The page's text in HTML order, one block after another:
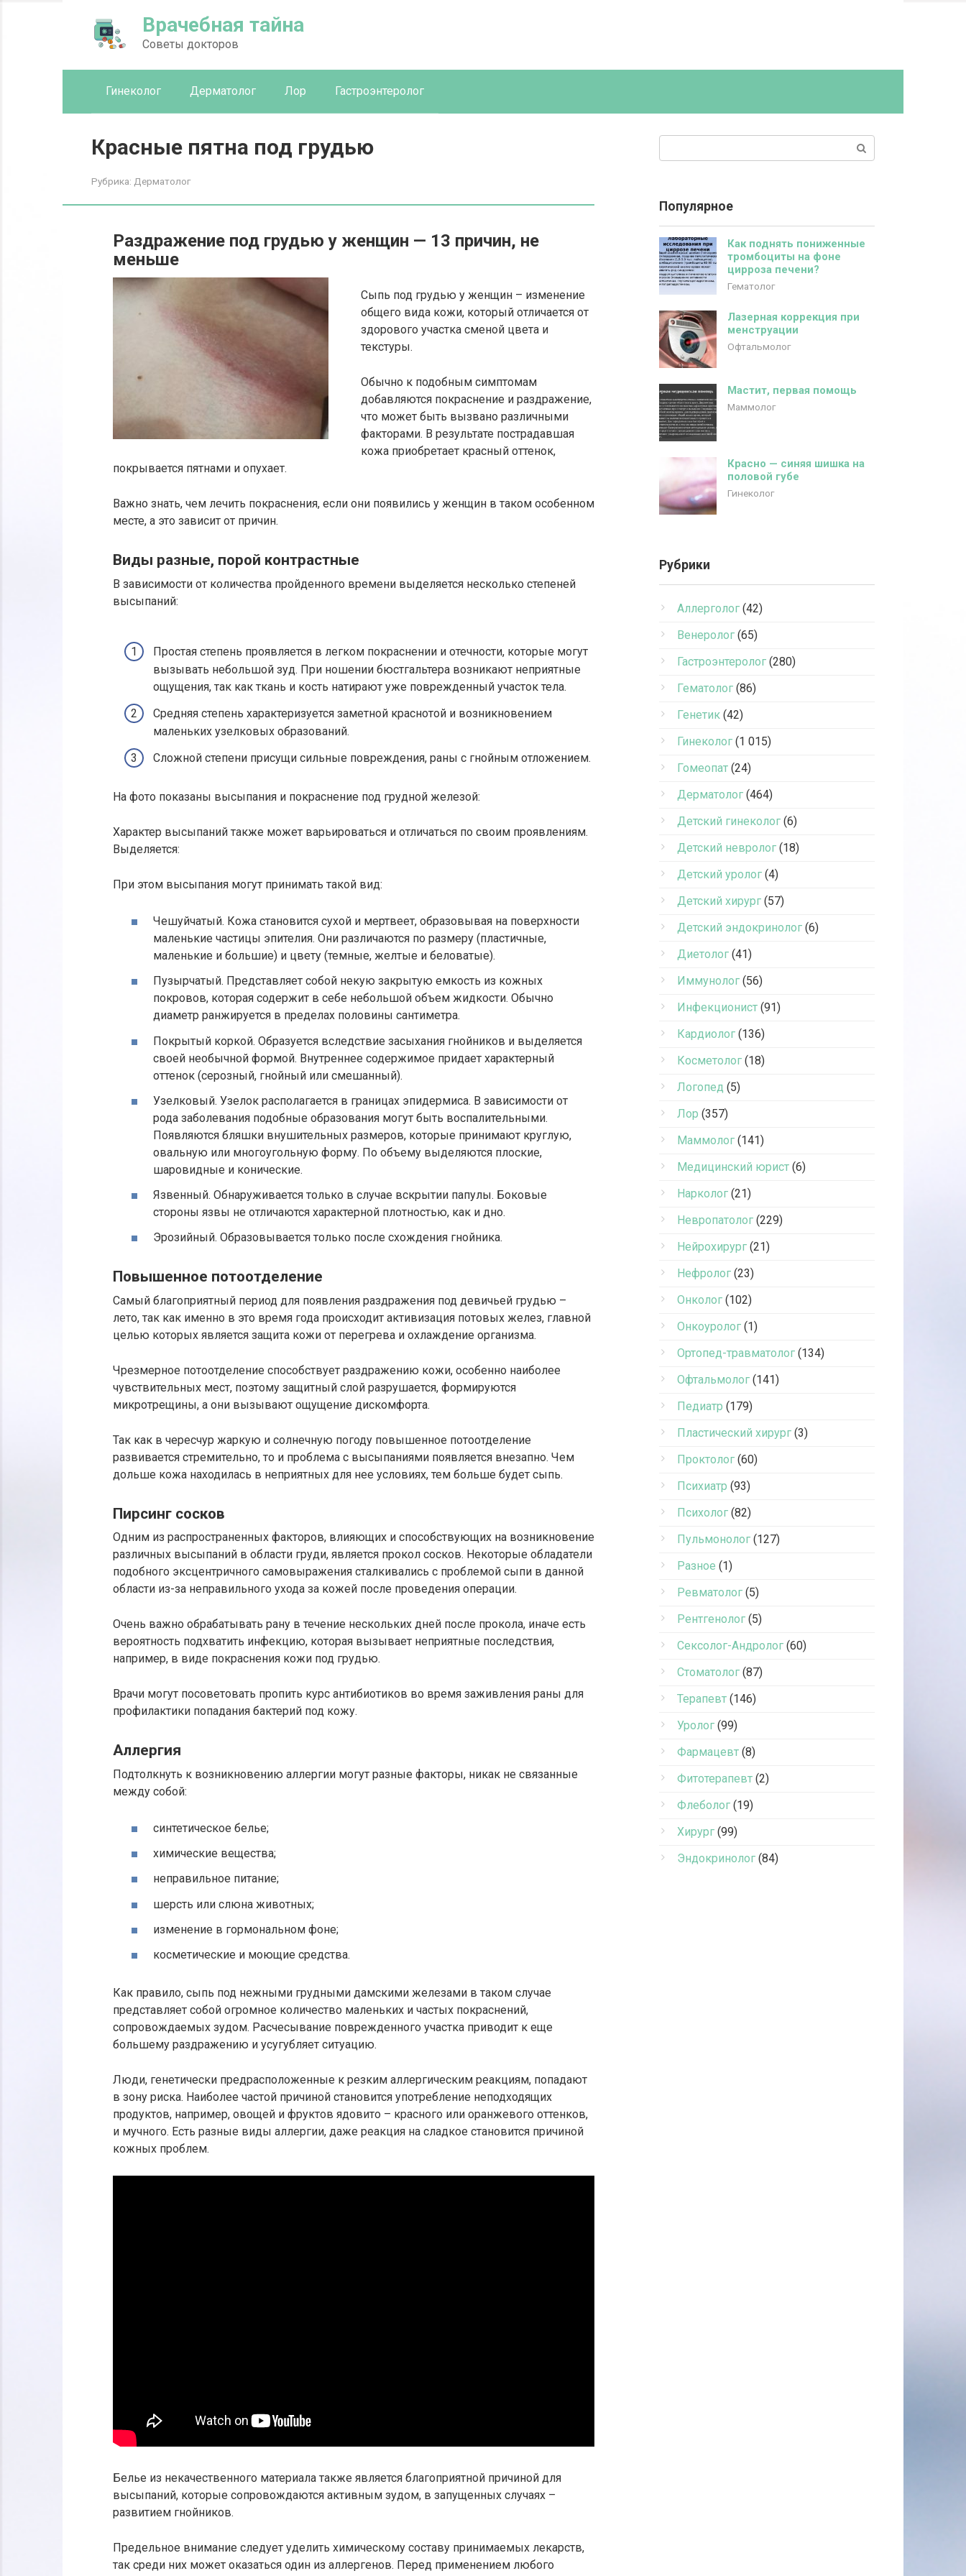
Врачебная тайна
Советы докторов
Гинеколог Дерматолог Лор Гастроэнтеролог
Красные пятна под грудью
Рубрика: Дерматолог
Раздражение под грудью у женщин — 13 причин, не
меньше
Сыпь под грудью у женщин – изменение
общего вида кожи, который отличается от
здорового участка сменой цвета и
текстуры.
Обычно к подобным симптомам
добавляются покраснение и раздражение,
что может быть вызвано различными
факторами. В результате пострадавшая
кожа приобретает красный оттенок,
покрывается пятнами и опухает.
Важно знать, чем лечить покраснения, если они появились у женщин в таком особенном
месте, а это зависит от причин.
Виды разные, порой контрастные
В зависимости от количества пройденного времени выделяется несколько степеней
высыпаний:
Простая степень проявляется в легком покраснении и отечности, которые могут
вызывать небольшой зуд. При ношении бюстгальтера возникают неприятные
ощущения, так как ткань и кость натирают уже поврежденный участок тела.
Средняя степень характеризуется заметной краснотой и возникновением
маленьких узелковых образований.
Сложной степени присущи сильные повреждения, раны с гнойным отложением.
На фото показаны высыпания и покраснение под грудной железой:
Характер высыпаний также может варьироваться и отличаться по своим проявлениям.
Выделяется:
При этом высыпания могут принимать такой вид:
Чешуйчатый. Кожа становится сухой и мертвеет, образовывая на поверхности
маленькие частицы эпителия. Они различаются по размеру (пластичные,
маленькие и большие) и цвету (темные, желтые и беловатые).
Пузырчатый. Представляет собой некую закрытую емкость из кожных
покровов, которая содержит в себе небольшой объем жидкости. Обычно
диаметр ранжируется в пределах половины сантиметра.
Покрытый коркой. Образуется вследствие засыхания гнойников и выделяется
своей необычной формой. Внутреннее содержимое придает характерный
оттенок (серозный, гнойный или смешанный).
Узелковый. Узелок располагается в границах эпидермиса. В зависимости от
рода заболевания подобные образования могут быть воспалительными.
Появляются бляшки внушительных размеров, которые принимают круглую,
овальную или многоугольную форму. По объему выделяются плоские,
шаровидные и конические.
Язвенный. Обнаруживается только в случае вскрытии папулы. Боковые
стороны язвы не отличаются характерной плотностью, как и дно.
Эрозийный. Образовывается только после схождения гнойника.
Повышенное потоотделение
Самый благоприятный период для появления раздражения под девичьей грудью –
лето, так как именно в это время года происходит активизация потовых желез, главной
целью которых является защита кожи от перегрева и охлаждение организма.
Чрезмерное потоотделение способствует раздражению кожи, особенно наиболее
чувствительных мест, поэтому защитный слой разрушается, формируются
микротрещины, а они вызывают ощущение дискомфорта.
Так как в чересчур жаркую и солнечную погоду повышенное потоотделение
развивается стремительно, то и проблема с высыпаниями появляется внезапно. Чем
дольше кожа находилась в неприятных для нее условиях, тем больше будет сыпь.
Пирсинг сосков
Одним из распространенных факторов, влияющих и способствующих на возникновение
различных высыпаний в области груди, является прокол сосков. Некоторые обладатели
подобного эксцентричного самовыражения сталкивались с проблемой сыпи в данной
области из-за неправильного ухода за кожей после проведения операции.
Очень важно обрабатывать рану в течение нескольких дней после прокола, иначе есть
вероятность подхватить инфекцию, которая вызывает неприятные последствия,
например, в виде покраснения кожи под грудью.
Врачи могут посоветовать пропить курс антибиотиков во время заживления раны для
профилактики попадания бактерий под кожу.
Аллергия
Подтолкнуть к возникновению аллергии могут разные факторы, никак не связанные
между собой:
синтетическое белье;
химические вещества;
неправильное питание;
шерсть или слюна животных;
изменение в гормональном фоне;
косметические и моющие средства.
Как правило, сыпь под нежными грудными дамскими железами в таком случае
представляет собой огромное количество маленьких и частых покраснений,
сопровождаемых зудом. Расчесывание поврежденного участка приводит к еще
большему раздражению и усугубляет ситуацию.
Люди, генетически предрасположенные к резким аллергическим реакциям, попадают
в зону риска. Наиболее частой причиной становится употребление неподходящих
продуктов, например, овощей и фруктов ядовито – красного или оранжевого оттенков,
и мучного. Есть разные виды аллергии, даже реакция на сладкое становится причиной
кожных проблем.
Белье из некачественного материала также является благоприятной причиной для
высыпаний, которые сопровождаются активным зудом, в запущенных случаях –
развитием гнойников.
Предельное внимание следует уделить химическому составу принимаемых лекарств,
так среди них может оказаться один из аллергенов. Перед применением любого
Популярное
Как поднять пониженные
тромбоциты на фоне
цирроза печени?
Гематолог
Лазерная коррекция при
менструации
Офтальмолог
Мастит, первая помощь
Маммолог
Красно — синяя шишка на
половой губе
Гинеколог
Рубрики
Аллерголог (42)
Венеролог (65)
Гастроэнтеролог (280)
Гематолог (86)
Генетик (42)
Гинеколог (1 015)
Гомеопат (24)
Дерматолог (464)
Детский гинеколог (6)
Детский невролог (18)
Детский уролог (4)
Детский хирург (57)
Детский эндокринолог (6)
Диетолог (41)
Иммунолог (56)
Инфекционист (91)
Кардиолог (136)
Косметолог (18)
Логопед (5)
Лор (357)
Маммолог (141)
Медицинский юрист (6)
Нарколог (21)
Невропатолог (229)
Нейрохирург (21)
Нефролог (23)
Онколог (102)
Онкоуролог (1)
Ортопед-травматолог (134)
Офтальмолог (141)
Педиатр (179)
Пластический хирург (3)
Проктолог (60)
Психиатр (93)
Психолог (82)
Пульмонолог (127)
Разное (1)
Ревматолог (5)
Рентгенолог (5)
Сексолог-Андролог (60)
Стоматолог (87)
Терапевт (146)
Уролог (99)
Фармацевт (8)
Фитотерапевт (2)
Флеболог (19)
Хирург (99)
Эндокринолог (84)